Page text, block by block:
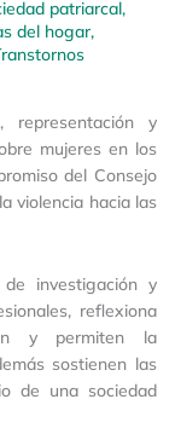
patriarcal,
del hogar,
representación y
mujeres en los
del Consejo
violencia hacia las
investigación y
reflexiona
y permiten la
sostienen las
de una sociedad